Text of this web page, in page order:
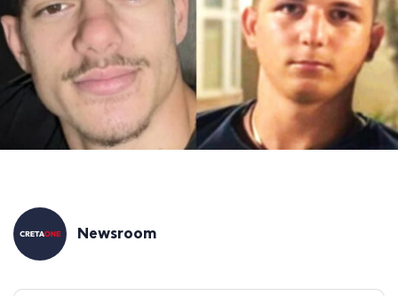
Newsroom